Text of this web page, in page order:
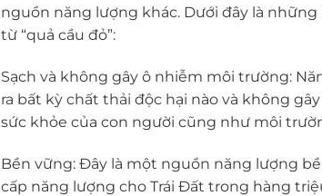
nguồn năng lượng khác. Dưới đây là
từ “quả cầu đỏ”:
Sạch và không gây ô nhiễm môi trường:
ra bất kỳ chất thải độc hại nào và không
sức khỏe của con người cũng như môi
Bền vững: Đây là một nguồn năng lượng
cấp năng lượng cho Trái Đất trong hàng